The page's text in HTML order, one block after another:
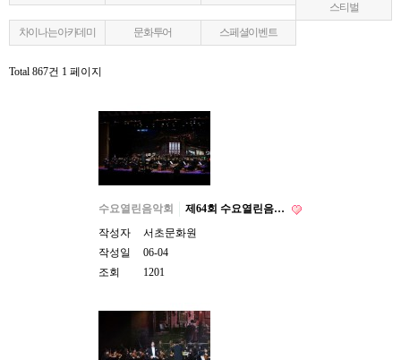
스티벌
차이나는아카데미
문화투어 스페셜이벤트
Total 867건 1 페이지
수요열린음악회
제64회 수요열린음…
작성자
서초문화원
작성일
06-04
조회
1201